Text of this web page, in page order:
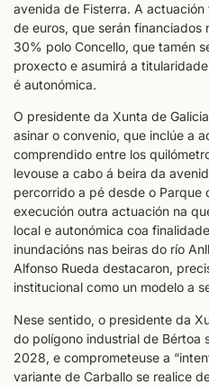
avenida de Fisterra. A
de euros, que serán financiados
30% polo Concello, que tamén
proxecto e asumirá a
é autonómica.
O presidente da Xunta de
asinar o convenio, que inclúe a
comprendido entre los
levouse a cabo á beira da
percorrido a pé desde o Parque
execución outra actuación na
local e autonómica coa
inundacións nas beiras do río
Alfonso Rueda destacaron,
institucional como un modelo a
Nese sentido, o presidente da
do polígono industrial de Bértoa
2028, e comprometeuse a
variante de Carballo se realice